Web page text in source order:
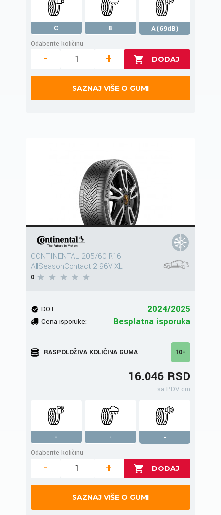
C B
A(69dB)
Odaberite količinu
- +
SAZNAJ VIŠE O GUMI
CONTINENTAL 205/60 R16
AllSeasonContact 2 96V XL
0
DOT: 2024/2025
Cena isporuke: Besplatna isporuka
RASPOLOŽIVA KOLIČINA GUMA 10+
16.046 RSD
sa PDV-om
- -
-
Odaberite količinu
- +
SAZNAJ VIŠE O GUMI